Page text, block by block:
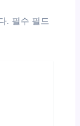
. 필수 필드